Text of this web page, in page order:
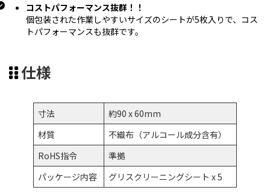
コストパフォーマンス抜群！！
個包装された作業しやすいサイズのシートが5枚入りで、コス
トパフォーマンスも抜群です。
仕様
寸法
約90 x 60mm
材質
不織布（アルコール成分含有）
RoHS指令
準拠
パッケージ内容
グリスクリーニングシート x 5